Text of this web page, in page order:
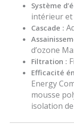
Système
intérieur
Cascade :
d’ozone
Filtration :
Efficacité
Energy
mousse
isolation